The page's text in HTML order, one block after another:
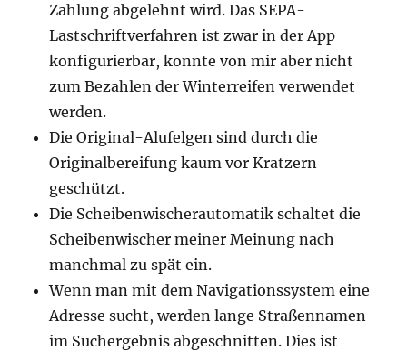
Zahlung abgelehnt wird. Das SEPA-
Lastschriftverfahren ist zwar in der App
konfigurierbar, konnte von mir aber nicht
zum Bezahlen der Winterreifen verwendet
werden.
Die Original-Alufelgen sind durch die
Originalbereifung kaum vor Kratzern
geschützt.
Die Scheibenwischerautomatik schaltet die
Scheibenwischer meiner Meinung nach
manchmal zu spät ein.
Wenn man mit dem Navigationssystem eine
Adresse sucht, werden lange Straßennamen
im Suchergebnis abgeschnitten. Dies ist